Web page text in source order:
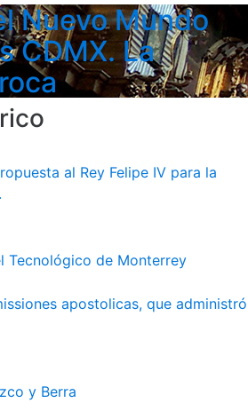
Nuevo Mundo
CDMX. La
al Rey Felipe IV para la
Tecnológico de Monterrey
apostolicas, que administró
y Berra